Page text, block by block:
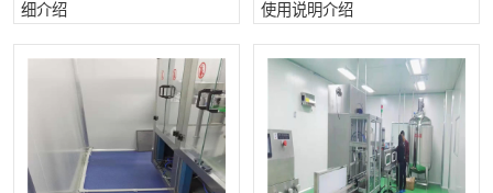
细介绍
使用说明介绍